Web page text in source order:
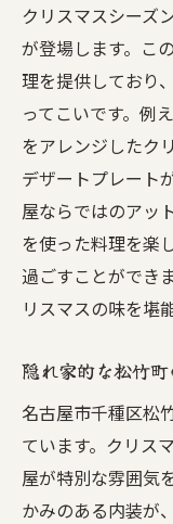
クリスマスシーズ
が登場します。こ
理を提供しており
ってこいです。例
をアレンジしたク
デザートプレート
屋ならではのアッ
を使った料理を楽
過ごすことができ
リスマスの味を堪
隠れ家的な松竹
名古屋市千種区松
ています。クリス
屋が特別な雰囲気
かみのある内装が